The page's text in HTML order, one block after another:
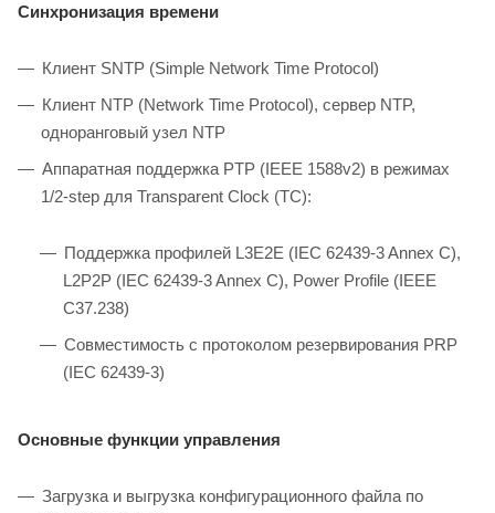
Синхронизация времени
Клиент SNTP (Simple Network Time Protocol)
Клиент NTP (Network Time Protocol), cервер NTP,
одноранговый узел NTP
Аппаратная поддержка PTP (IEEE 1588v2) в режимах
1/2-step для Transparent Clock (TC):
Поддержка профилей L3E2E (IEC 62439-3 Annex C),
L2P2P (IEC 62439-3 Annex C), Power Profile (IEEE
C37.238)
Совместимость с протоколом резервирования PRP
(IEC 62439-3)
Основные функции управления
Загрузка и выгрузка конфигурационного файла по